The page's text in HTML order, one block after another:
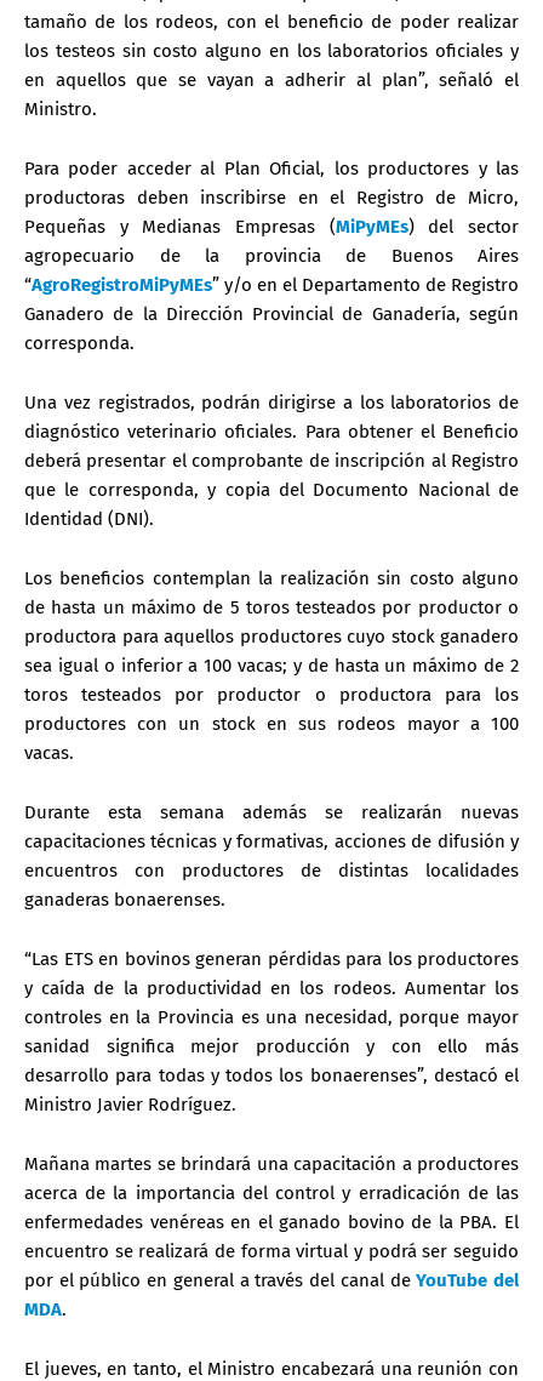
tamaño de los rodeos, con el beneficio de poder realizar
los testeos sin costo alguno en los laboratorios oficiales y
en aquellos que se vayan a adherir al plan”, señaló el
Ministro.
Para poder acceder al Plan Oficial, los productores y las
productoras deben inscribirse en el Registro de Micro,
Pequeñas y Medianas Empresas (MiPyMEs) del sector
agropecuario de la provincia de Buenos Aires
“AgroRegistroMiPyMEs” y/o en el Departamento de Registro
Ganadero de la Dirección Provincial de Ganadería, según
corresponda.
Una vez registrados, podrán dirigirse a los laboratorios de
diagnóstico veterinario oficiales. Para obtener el Beneficio
deberá presentar el comprobante de inscripción al Registro
que le corresponda, y copia del Documento Nacional de
Identidad (DNI).
Los beneficios contemplan la realización sin costo alguno
de hasta un máximo de 5 toros testeados por productor o
productora para aquellos productores cuyo stock ganadero
sea igual o inferior a 100 vacas; y de hasta un máximo de 2
toros testeados por productor o productora para los
productores con un stock en sus rodeos mayor a 100
vacas.
Durante esta semana además se realizarán nuevas
capacitaciones técnicas y formativas, acciones de difusión y
encuentros con productores de distintas localidades
ganaderas bonaerenses.
“Las ETS en bovinos generan pérdidas para los productores
y caída de la productividad en los rodeos. Aumentar los
controles en la Provincia es una necesidad, porque mayor
sanidad significa mejor producción y con ello más
desarrollo para todas y todos los bonaerenses”, destacó el
Ministro Javier Rodríguez.
Mañana martes se brindará una capacitación a productores
acerca de la importancia del control y erradicación de las
enfermedades venéreas en el ganado bovino de la PBA. El
encuentro se realizará de forma virtual y podrá ser seguido
por el público en general a través del canal deYouTube del
MDA.
El jueves, en tanto, el Ministro encabezará una reunión con